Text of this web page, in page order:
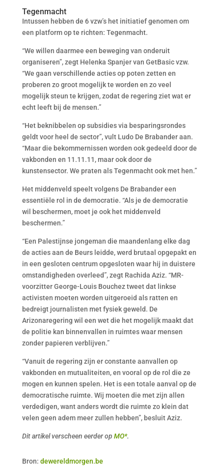
Tegenmacht
Intussen hebben de 6 vzw’s het initiatief genomen om
een platform op te richten: Tegenmacht.
“We willen daarmee een beweging van onderuit
organiseren”, zegt Helenka Spanjer van GetBasic vzw.
“We gaan verschillende acties op poten zetten en
proberen zo groot mogelijk te worden en zo veel
mogelijk steun te krijgen, zodat de regering ziet wat er
echt leeft bij de mensen.”
“Het beknibbelen op subsidies via besparingsrondes
geldt voor heel de sector”, vult Ludo De Brabander aan.
“Maar die bekommernissen worden ook gedeeld door de
vakbonden en 11.11.11, maar ook door de
kunstensector. We praten als Tegenmacht ook met hen.”
Het middenveld speelt volgens De Brabander een
essentiële rol in de democratie. “Als je de democratie
wil beschermen, moet je ook het middenveld
beschermen.”
“Een Palestijnse jongeman die maandenlang elke dag
de acties aan de Beurs leidde, werd brutaal opgepakt en
in een gesloten centrum opgesloten waar hij in duistere
omstandigheden overleed”, zegt Rachida Aziz. “MR-
voorzitter George-Louis Bouchez tweet dat linkse
activisten moeten worden uitgeroeid als ratten en
bedreigt journalisten met fysiek geweld. De
Arizonaregering wil een wet die het mogelijk maakt dat
de politie kan binnenvallen in ruimtes waar mensen
zonder papieren verblijven.”
“Vanuit de regering zijn er constante aanvallen op
vakbonden en mutualiteiten, en vooral op de rol die ze
mogen en kunnen spelen. Het is een totale aanval op de
democratische ruimte. Wij moeten die met zijn allen
verdedigen, want anders wordt die ruimte zo klein dat
velen geen adem meer zullen hebben”, besluit Aziz.
Dit artikel verscheen eerder op MO*.
Bron: dewereldmorgen.be